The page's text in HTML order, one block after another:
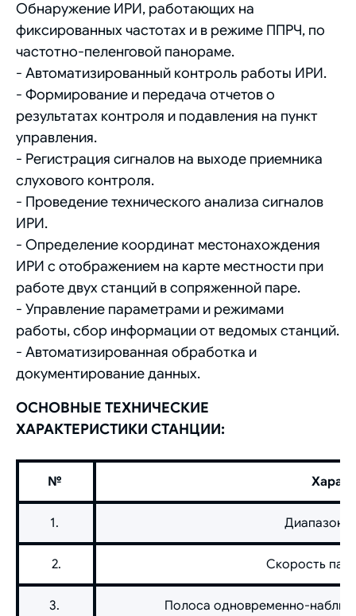
Обнаружение ИРИ, работающих на
фиксированных частотах и в режиме ППРЧ, по
частотно-пеленговой панораме.
- Автоматизированный контроль работы ИРИ.
- Формирование и передача отчетов о
результатах контроля и подавления на пункт
управления.
- Регистрация сигналов на выходе приемника
слухового контроля.
- Проведение технического анализа сигналов
ИРИ.
- Определение координат местонахождения
ИРИ с отображением на карте местности при
работе двух станций в сопряженной паре.
- Управление параметрами и режимами
работы, сбор информации от ведомых станций.
- Автоматизированная обработка и
документирование данных.
ОСНОВНЫЕ ТЕХНИЧЕСКИЕ
ХАРАКТЕРИСТИКИ СТАНЦИИ:
№
1. Диапазон
2. Скорость
3. Полоса одновременно-